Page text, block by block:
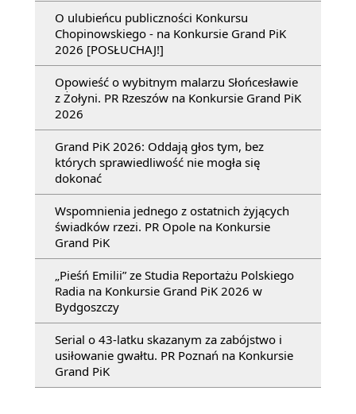
O ulubieńcu publiczności Konkursu
Chopinowskiego - na Konkursie Grand PiK
2026 [POSŁUCHAJ!]
Opowieść o wybitnym malarzu Słońcesławie
z Żołyni. PR Rzeszów na Konkursie Grand PiK
2026
Grand PiK 2026: Oddają głos tym, bez
których sprawiedliwość nie mogła się
dokonać
Wspomnienia jednego z ostatnich żyjących
świadków rzezi. PR Opole na Konkursie
Grand PiK
„Pieśń Emilii” ze Studia Reportażu Polskiego
Radia na Konkursie Grand PiK 2026 w
Bydgoszczy
Serial o 43-latku skazanym za zabójstwo i
usiłowanie gwałtu. PR Poznań na Konkursie
Grand PiK